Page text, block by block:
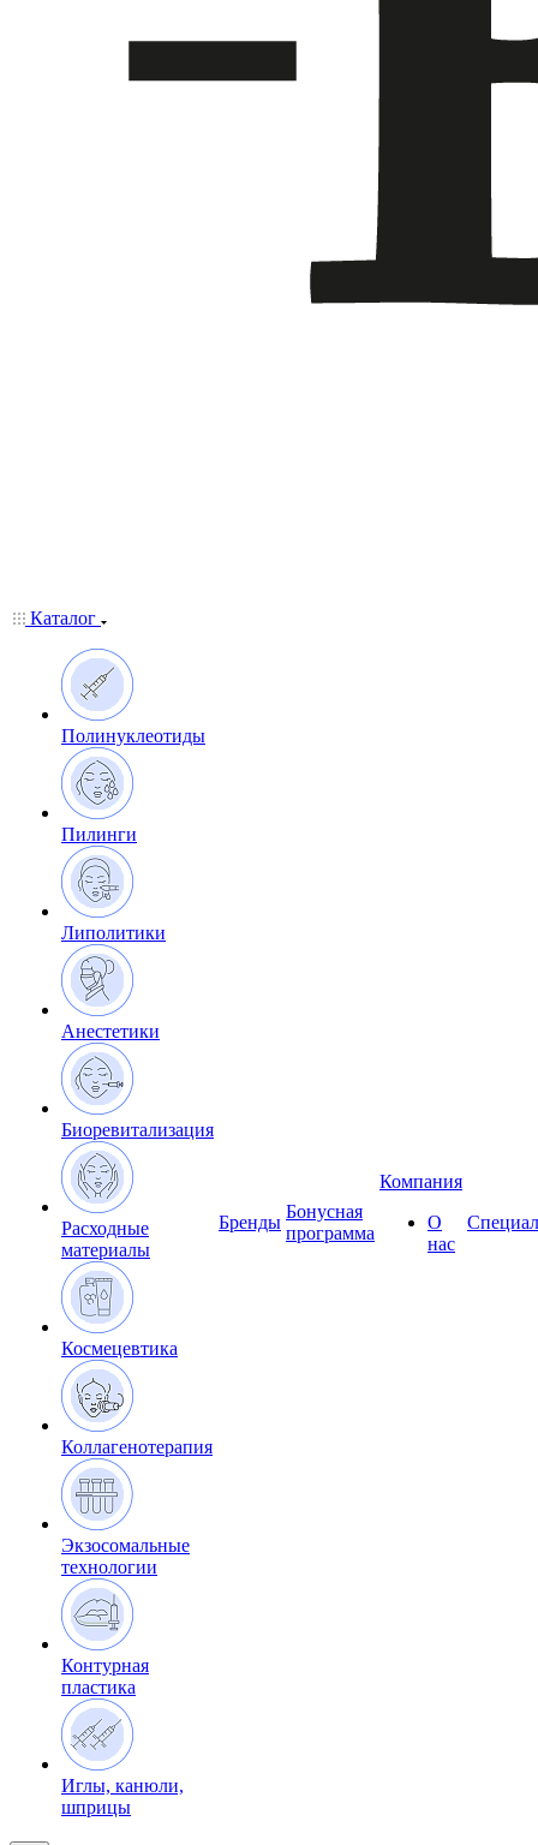
Каталог
Полинуклеотиды
Пилинги
Липолитики
Анестетики
Биоревитализация
Расходные
материалы
Космецевтика
Коллагенотерапия
Экзосомальные
технологии
Контурная
пластика
Иглы, канюли,
шприцы
Бренды
Бонусная
программа
Компания
О
нас